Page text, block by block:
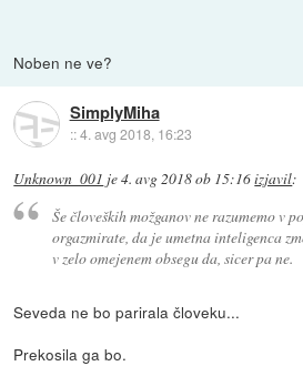
Noben ne ve?
SimplyMiha
::4. avg 2018, 16:23
Unknown_001 je4. avg 2018 ob 15:16izjavil:
Še človeških možganov ne razumemo v
orgazmirate, da je umetna inteligenca
v zelo omejenem obsegu da, sicer pa ne.
Seveda ne bo parirala človeku...
Prekosila ga bo.